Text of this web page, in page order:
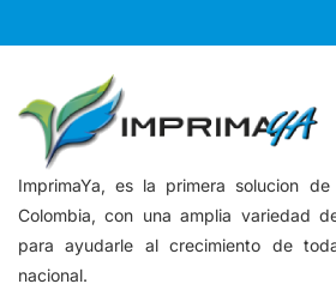
ImprimaYa, es la primera solucion
Colombia, con una amplia variedad
para ayudarle al crecimiento de
nacional.